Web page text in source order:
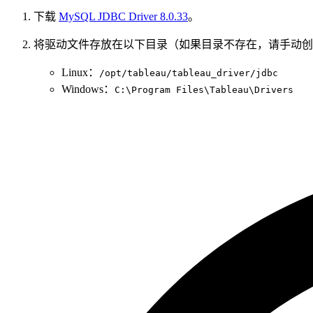
下载 MySQL JDBC Driver 8.0.33。
将驱动文件存放在以下目录（如果目录不存在，请手动
Linux： /opt/tableau/tableau_driver/jdbc
Windows： C:\Program Files\Tableau\Drivers